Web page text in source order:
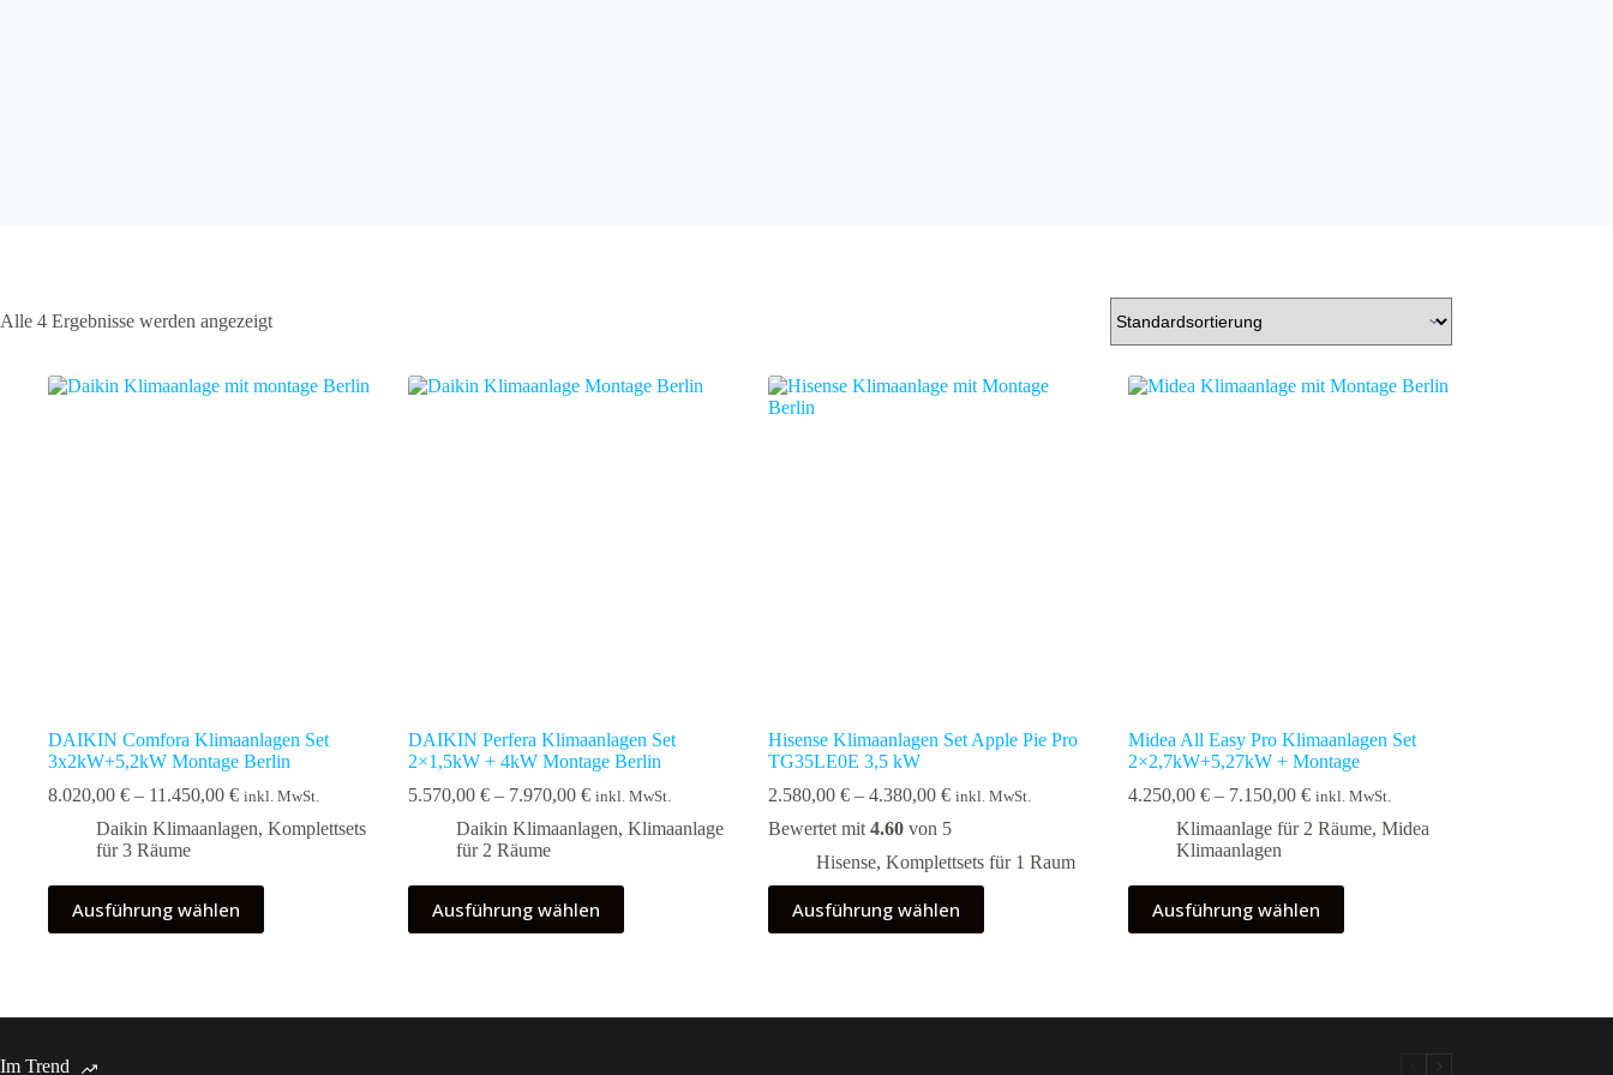
Alle 4 Ergebnisse werden angezeigt
DAIKIN Comfora Klimaanlagen Set
3x2kW+5,2kW Montage Berlin
8.020,00 € – 11.450,00 €Preisspanne:
bis
inkl. MwSt.
Daikin Klimaanlagen, Komplettsets
für 3 Räume
Ausführung wählen
Dieses
Produkt
weist
Die
können
DAIKIN Perfera Klimaanlagen Set
2×1,5kW + 4kW Montage Berlin
5.570,00 € – 7.970,00 €Preisspanne:
bis
inkl. MwSt.
Daikin Klimaanlagen, Klimaanlage
für 2 Räume
Ausführung wählen
Dieses
Produkt
weist
Die
Hisense Klimaanlagen Set Apple Pie Pro
TG35LE0E 3,5 kW
2.580,00 € – 4.380,00 €Preisspanne:
bis
4.380,00 €
inkl. MwSt.
Bewertet mit 4.60von 5
Hisense, Komplettsets für 1 Raum
Ausführung wählen
Dieses
Produkt
weist
Die
Midea All Easy Pro Klimaanlagen Set
2×2,7kW+5,27kW + Montage
4.250,00 € – 7.150,00 €Preisspanne:
bis
inkl. MwSt.
Klimaanlage für 2 Räume, Midea
Klimaanlagen
Ausführung wählen
Dieses
Produkt
weist
Die
Im Trend